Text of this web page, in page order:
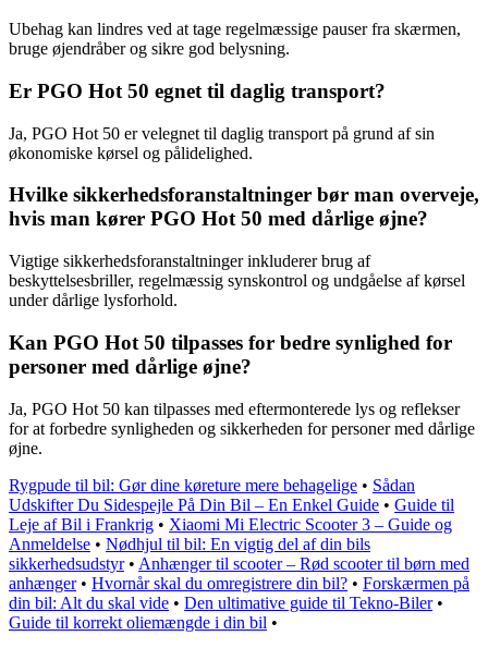
Ubehag kan lindres ved at tage regelmæssige pauser fra skærmen,
bruge øjendråber og sikre god belysning.
Er PGO Hot 50 egnet til daglig transport?
Ja, PGO Hot 50 er velegnet til daglig transport på grund af sin
økonomiske kørsel og pålidelighed.
Hvilke sikkerhedsforanstaltninger bør man overveje,
hvis man kører PGO Hot 50 med dårlige øjne?
Vigtige sikkerhedsforanstaltninger inkluderer brug af
beskyttelsesbriller, regelmæssig synskontrol og undgåelse af kørsel
under dårlige lysforhold.
Kan PGO Hot 50 tilpasses for bedre synlighed for
personer med dårlige øjne?
Ja, PGO Hot 50 kan tilpasses med eftermonterede lys og reflekser
for at forbedre synligheden og sikkerheden for personer med dårlige
øjne.
Rygpude til bil: Gør dine køreture mere behagelige • Sådan
Udskifter Du Sidespejle På Din Bil – En Enkel Guide • Guide til
Leje af Bil i Frankrig • Xiaomi Mi Electric Scooter 3 – Guide og
Anmeldelse • Nødhjul til bil: En vigtig del af din bils
sikkerhedsudstyr• Anhænger til scooter – Rød scooter til børn med
anhænger• Hvornår skal du omregistrere din bil? • Forskærmen på
din bil: Alt du skal vide • Den ultimative guide til Tekno-Biler•
Guide til korrekt oliemængde i din bil •